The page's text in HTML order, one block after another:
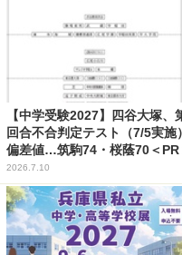
【中学受験2027】四谷大塚、
回合不合判定テスト（7/5実施）
偏差値…筑駒74・桜蔭70＜PR
2026.7.10